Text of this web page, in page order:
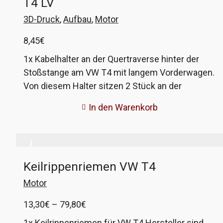
Vergleichsnummer ist 7D0 971 849.
3D-Druck,Aufbau, Motor
8,45€
1x Kabelhalter an der Quertraverse hinter der
Stoßstange am VW T4 mit langem Vorderwagen.
Von diesem Halter sitzen 2 Stück an der
welche von links nach rechts verlegt sind. Durch
Damit die Kabel aber weiterhin vernünftig
gehalten werden, habe ich die Halter im 3D-
Vergleichsnummer ist 7D0 971 897.
In den Warenkorb
Keilrippenriemen VW T4
Motor
13,30€ – 79,80€
13,30€